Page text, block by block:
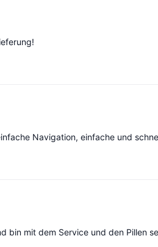
Navigation, einfache und
bin mit dem Service und den Pillen